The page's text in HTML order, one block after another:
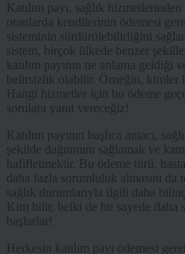
Katılım payı, sağlık
oranlarda kendilerinin ödemesi
sisteminin sürdürülebilirliğini
sistem, birçok ülkede benzer
katılım payının ne anlama geldiği
belirsizlik olabilir. Örneğin, kimler
Hangi hizmetler için bu ödeme
sorulara yanıt vereceğiz!
Katılım payının başlıca amacı,
şekilde dağıtımını sağlamak ve
hafifletmektir. Bu ödeme türü,
daha fazla sorumluluk almasını da
sağlık durumlarıyla ilgili daha
Kim bilir, belki de bu sayede daha
başlarlar!
Herkesin katılım payı ödemesi